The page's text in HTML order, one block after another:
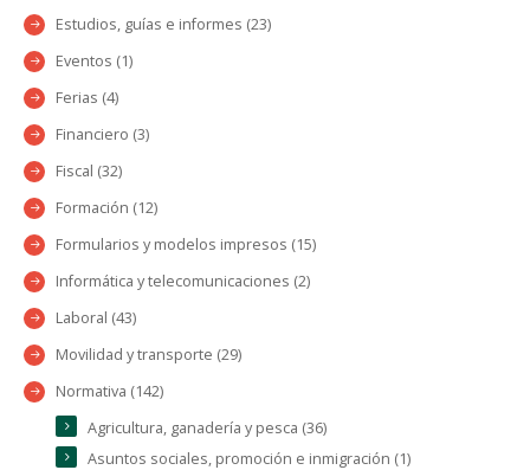
Estudios, guías e informes (23)
Eventos (1)
Ferias (4)
Financiero (3)
Fiscal (32)
Formación (12)
Formularios y modelos impresos (15)
Informática y telecomunicaciones (2)
Laboral (43)
Movilidad y transporte (29)
Normativa (142)
Agricultura, ganadería y pesca (36)
Asuntos sociales, promoción e inmigración (1)